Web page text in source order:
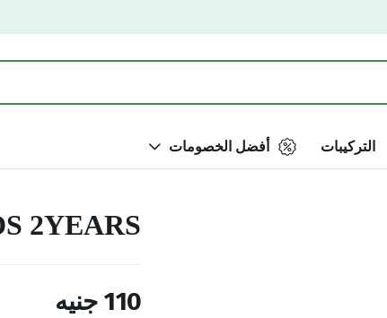
التركيبات أفضل الخصومات
2YEARS
110 جنيه